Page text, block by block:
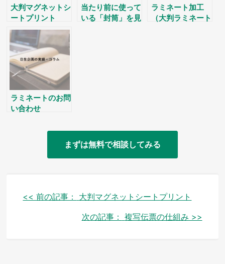
大判マグネットシ
ートプリント
当たり前に使って
いる「封筒」を見
ラミネート加工
（大判ラミネート
ラミネートのお問
い合わせ
まずは無料で相談してみる
投
<< 前の記事：
大判マグネットシートプリント
次の記事： 複写伝票の仕組み >>